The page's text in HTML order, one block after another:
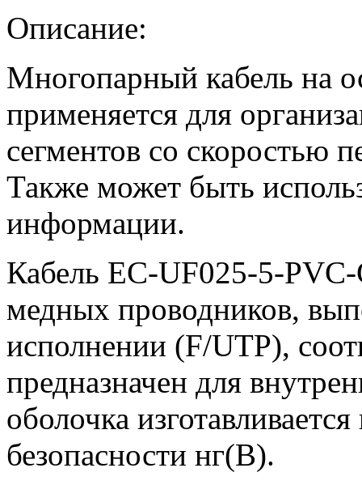
Описание:
Многопарный кабель на
применяется для
сегментов со скоростью
Также может быть
информации.
Кабель EC-UF025-5-
медных проводников,
исполнении (F/UTP),
предназначен для
оболочка
безопасности нг(В).